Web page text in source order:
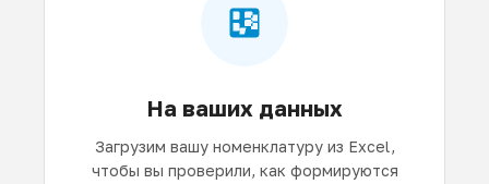
На ваших данных
Загрузим вашу номенклатуру из Excel,
чтобы вы проверили, как формируются